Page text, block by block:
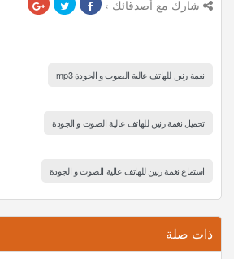
شارك مع أصدقائك ›
نغمة رنين للهاتف عالية الصوت و الجودة mp3
تحميل نغمة رنين للهاتف عالية الصوت و الجودة
استماع نغمة رنين للهاتف عالية الصوت و الجودة
ذات صلة